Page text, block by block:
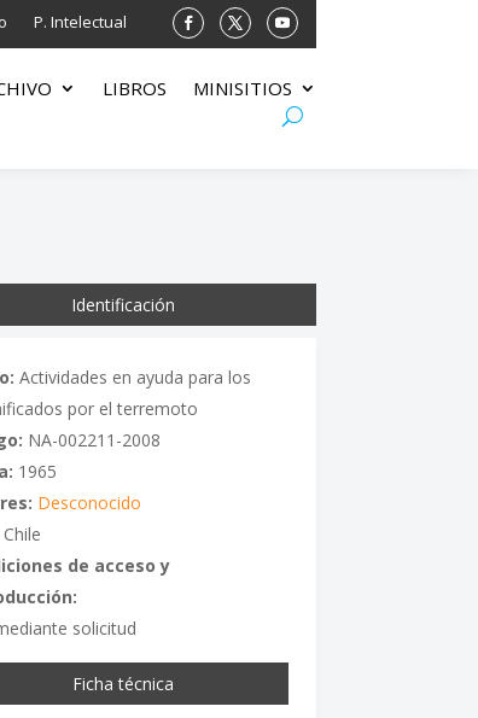
P. Intelectual
LIBROS MINISITIOS
Identificación
Actividades en ayuda para los
por el terremoto
NA-002211-2008
1965
Desconocido
Chile
de acceso y
solicitud
Ficha técnica